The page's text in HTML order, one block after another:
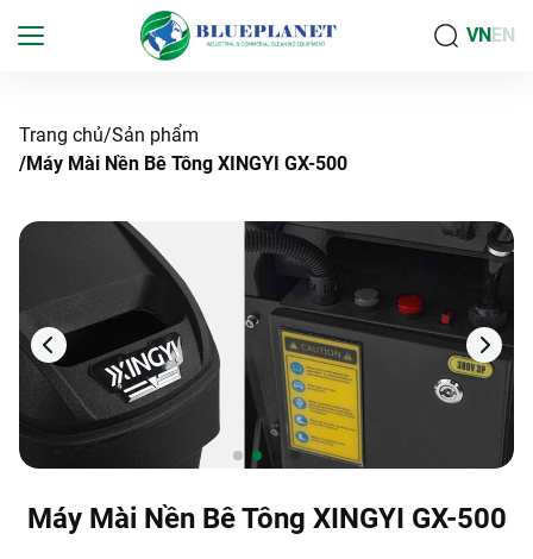
VNEN
Trang chủ Sản phẩm
Máy Mài Nền Bê Tông XINGYI GX-500
Máy Mài Nền Bê Tông XINGYI GX-500